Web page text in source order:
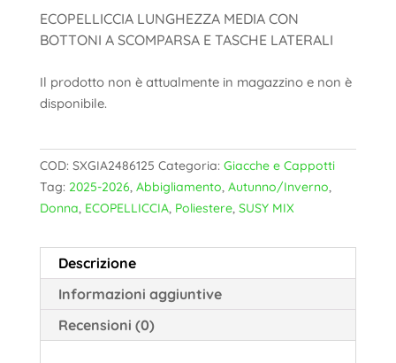
ECOPELLICCIA LUNGHEZZA MEDIA CON
BOTTONI A SCOMPARSA E TASCHE LATERALI
Il prodotto non è attualmente in magazzino e non è
disponibile.
COD: SXGIA2486125 Categoria: Giacche e Cappotti
Tag: 2025-2026, Abbigliamento, Autunno/Inverno,
Donna, ECOPELLICCIA, Poliestere, SUSY MIX
Descrizione
Informazioni aggiuntive
Recensioni (0)